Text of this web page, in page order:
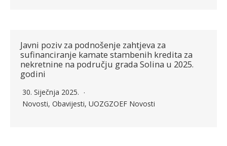
Javni poziv za podnošenje zahtjeva za
sufinanciranje kamate stambenih kredita za
nekretnine na području grada Solina u 2025.
godini
30. Siječnja 2025.
Novosti, Obavijesti, UOZGZOEF Novosti